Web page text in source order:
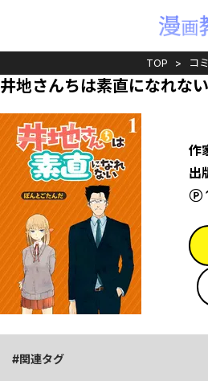
TOP コ
井地さんちは素直になれな
作
出
関連タグ